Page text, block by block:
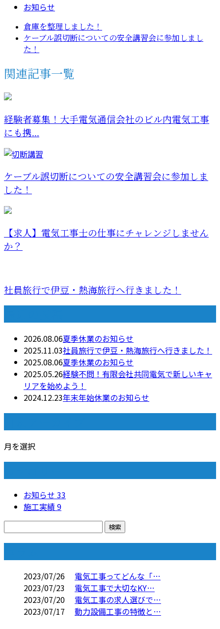
お知らせ
倉庫を整理しました！
ケーブル誤切断についての安全講習会に参加しまし
た！
関連記事一覧
経験者募集！大手電気通信会社のビル内電気工事
にも携...
ケーブル誤切断についての安全講習会に参加しま
した！
【求人】電気工事士の仕事にチャレンジしません
か？
社員旅行で伊豆・熱海旅行へ行きました！
2026.08.06夏季休業のお知らせ
2025.11.03社員旅行で伊豆・熱海旅行へ行きました！
2025.08.06夏季休業のお知らせ
2025.05.26経験不問！有限会社共同電気で新しいキャ
リアを始めよう！
2024.12.23年末年始休業のお知らせ
月を選択
お知らせ 33
施工実績9
2023/07/26
電気工事ってどんな「…
2023/07/23
電気工事で大切なKY…
2023/07/20
電気工事の求人選びで…
2023/07/17
動力設備工事の特徴と…